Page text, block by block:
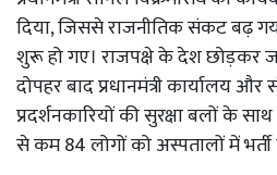
दिया, जिससे राजनीतिक संकट बढ़
शुरू हो गए। राजपक्षे के देश छोड़कर
दोपहर बाद प्रधानमंत्री कार्यालय
प्रदर्शनकारियों की सुरक्षा बलों के
से कम 84 लोगों को अस्पतालों में भर्ती